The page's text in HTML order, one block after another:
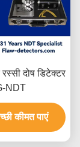
दोष डिटेक्टर
NDT
कीमत पाएं